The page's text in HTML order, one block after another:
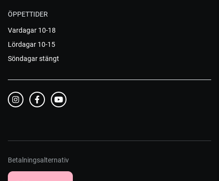
ÖPPETTIDER
Vardagar 10-18
Lördagar 10-15
Söndagar stängt
Betalningsalternativ